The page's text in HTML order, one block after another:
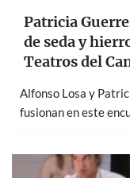
Patricia
de seda y
Teatros del
Alfonso Losa y
fusionan en este